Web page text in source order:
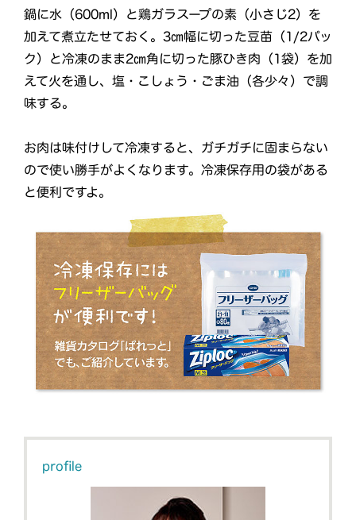
鍋に水（600ml）と鶏ガラスープの素（小さじ2）を
加えて煮立たせておく。3㎝幅に切った豆苗（1/2パッ
ク）と冷凍のまま2㎝角に切った豚ひき肉（1袋）を加
えて火を通し、塩・こしょう・ごま油（各少々）で調
味する。
お肉は味付けして冷凍すると、ガチガチに固まらない
ので使い勝手がよくなります。冷凍保存用の袋がある
と便利ですよ。
profile